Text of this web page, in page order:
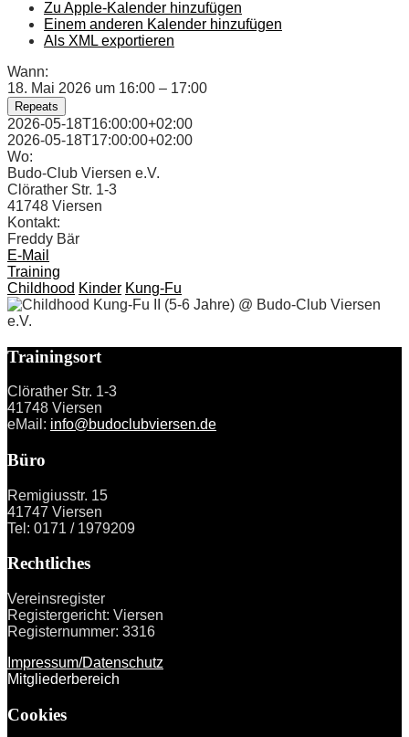
Zu Apple-Kalender hinzufügen
Einem anderen Kalender hinzufügen
Als XML exportieren
Wann:
18. Mai 2026 um 16:00 – 17:00
Repeats
2026-05-18T16:00:00+02:00
2026-05-18T17:00:00+02:00
Wo:
Budo-Club Viersen e.V.
Clörather Str. 1-3
41748 Viersen
Kontakt:
Freddy Bär
E-Mail
Training
Childhood Kinder Kung-Fu
Trainingsort
Clörather Str. 1-3
41748 Viersen
eMail: info@budoclubviersen.de
Büro
Remigiusstr. 15
41747 Viersen
Tel: 0171 / 1979209
Rechtliches
Vereinsregister
Registergericht: Viersen
Registernummer: 3316
Impressum/Datenschutz
Mitgliederbereich
Cookies